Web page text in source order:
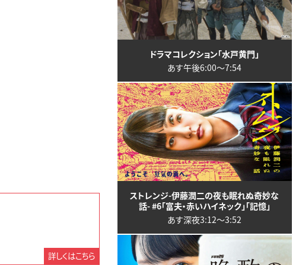
詳しくはこちら
ドラマコレクション「水戸黄門」
あす午後6:00〜7:54
ストレンジ-伊藤潤二の夜も眠れぬ奇妙な
話- #6「富夫・赤いハイネック」「記憶」
あす深夜3:12〜3:52